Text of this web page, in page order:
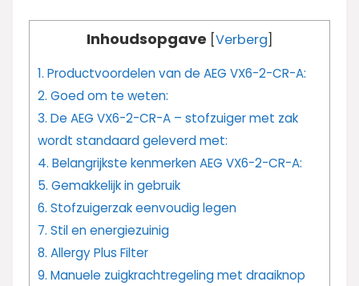
Inhoudsopgave [Verberg]
1. Productvoordelen van de AEG VX6-2-CR-A:
2. Goed om te weten:
3. De AEG VX6-2-CR-A – stofzuiger met zak
wordt standaard geleverd met:
4. Belangrijkste kenmerken AEG VX6-2-CR-A:
5. Gemakkelijk in gebruik
6. Stofzuigerzak eenvoudig legen
7. Stil en energiezuinig
8. Allergy Plus Filter
9. Manuele zuigkrachtregeling met draaiknop